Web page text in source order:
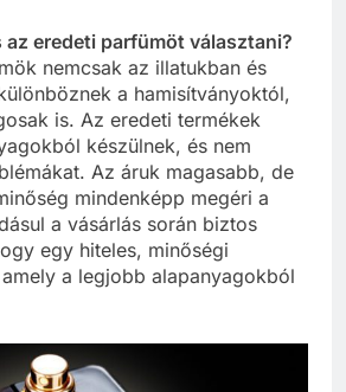
az eredeti parfümöt választani?
nemcsak az illatukban és
a hamisítványoktól,
is. Az eredeti termékek
készülnek, és nem
Az áruk magasabb, de
mindenképp megéri a
a vásárlás során biztos
egy hiteles, minőségi
a legjobb alapanyagokból